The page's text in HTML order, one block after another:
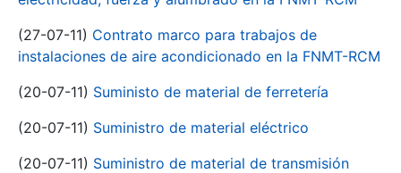
(27-07-11) Contrato marco para trabajos de
instalaciones de aire acondicionado en la FNMT-RCM
(20-07-11) Suministo de material de ferretería
(20-07-11) Suministro de material eléctrico
(20-07-11) Suministro de material de transmisión